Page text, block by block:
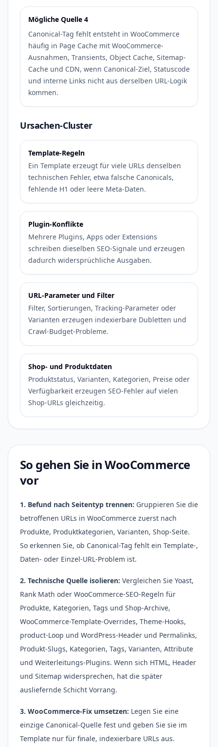
Mögliche Quelle 4
Canonical-Tag fehlt entsteht in WooCommerce
häufig in Page Cache mit WooCommerce-
Ausnahmen, Transients, Object Cache, Sitemap-
Cache und CDN, wenn Canonical-Ziel, Statuscode
und interne Links nicht aus derselben URL-Logik
kommen.
Ursachen-Cluster
Template-Regeln
Ein Template erzeugt für viele URLs denselben
technischen Fehler, etwa falsche Canonicals,
fehlende H1 oder leere Meta-Daten.
Plugin-Konflikte
Mehrere Plugins, Apps oder Extensions
schreiben dieselben SEO-Signale und erzeugen
dadurch widersprüchliche Ausgaben.
URL-Parameter und Filter
Filter, Sortierungen, Tracking-Parameter oder
Varianten erzeugen indexierbare Dubletten und
Crawl-Budget-Probleme.
Shop- und Produktdaten
Produktstatus, Varianten, Kategorien, Preise oder
Verfügbarkeit erzeugen SEO-Fehler auf vielen
Shop-URLs gleichzeitig.
So gehen Sie in WooCommerce
vor
1. Befund nach Seitentyp trennen: Gruppieren Sie die
betroffenen URLs in WooCommerce zuerst nach
Produkte, Produktkategorien, Varianten, Shop-Seite.
So erkennen Sie, ob Canonical-Tag fehlt ein Template-,
Daten- oder Einzel-URL-Problem ist.
2. Technische Quelle isolieren: Vergleichen Sie Yoast,
Rank Math oder WooCommerce-SEO-Regeln für
Produkte, Kategorien, Tags und Shop-Archive,
WooCommerce-Template-Overrides, Theme-Hooks,
product-Loop und WordPress-Header und Permalinks,
Produkt-Slugs, Kategorien, Tags, Varianten, Attribute
und Weiterleitungs-Plugins. Wenn sich HTML, Header
und Sitemap widersprechen, hat die später
ausliefernde Schicht Vorrang.
3. WooCommerce-Fix umsetzen: Legen Sie eine
einzige Canonical-Quelle fest und geben Sie sie im
Template nur für finale, indexierbare URLs aus.